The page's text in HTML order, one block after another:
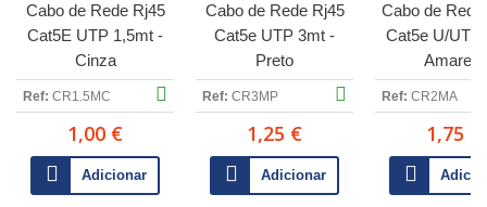
Cabo de Rede Rj45
Cat5E UTP 1,5mt -
Cinza
Ref: CR1.5MC
1,00 €
Adicionar
Cabo de Rede Rj45
Cat5e UTP 3mt -
Preto
Ref: CR3MP
1,25 €
Adicionar
Cabo de
Cat5e U/UTP
Amarelo
Ref: CR2MA
1,75 €